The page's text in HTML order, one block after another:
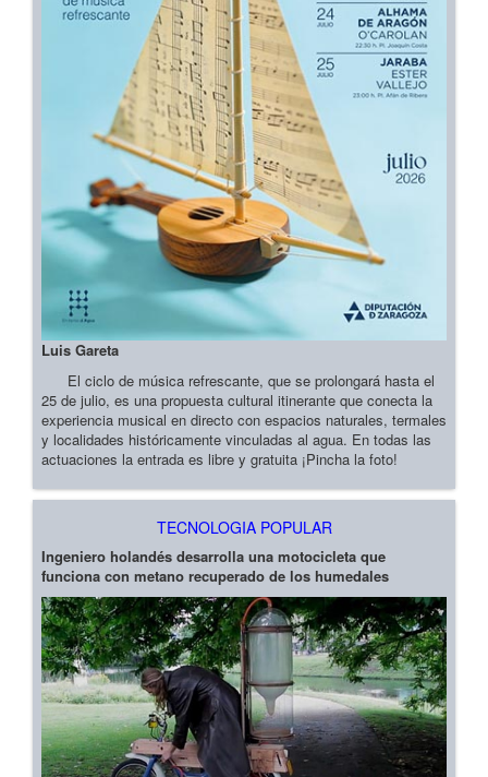
Luis Gareta
El ciclo de música refrescante, que se prolongará hasta el
25 de julio, es una propuesta cultural itinerante que conecta la
experiencia musical en directo con espacios naturales, termales
y localidades históricamente vinculadas al agua. En todas las
actuaciones la entrada es libre y gratuita ¡Pincha la foto!
TECNOLOGIA POPULAR
Ingeniero holandés desarrolla una motocicleta que
funciona con metano recuperado de los humedales